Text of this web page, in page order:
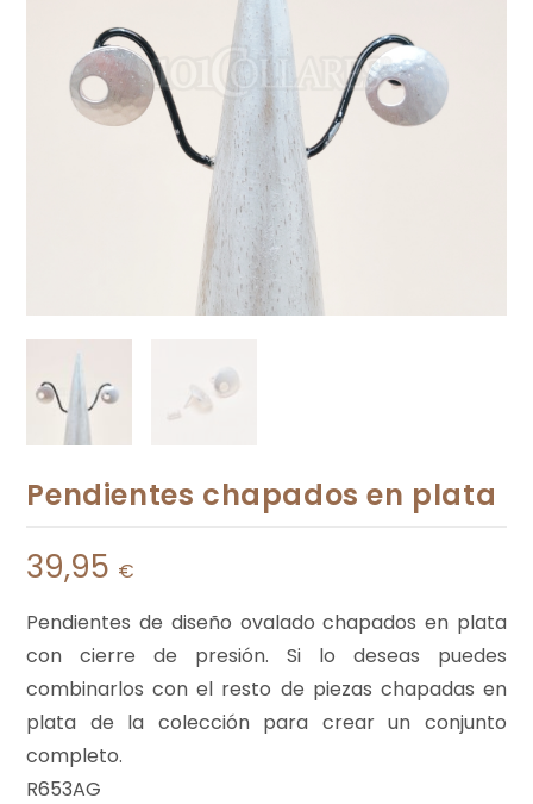
Pendientes chapados en plata
39,95 €
Pendientes de diseño ovalado chapados en plata
con cierre de presión. Si lo deseas puedes
combinarlos con el resto de piezas chapadas en
plata de la colección para crear un conjunto
completo.
R653AG